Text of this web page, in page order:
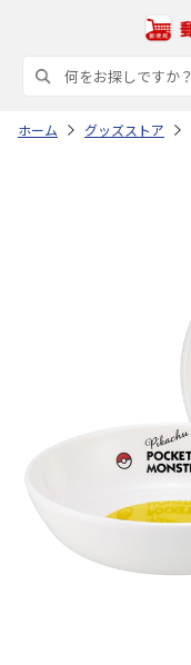
ホーム グッズストア